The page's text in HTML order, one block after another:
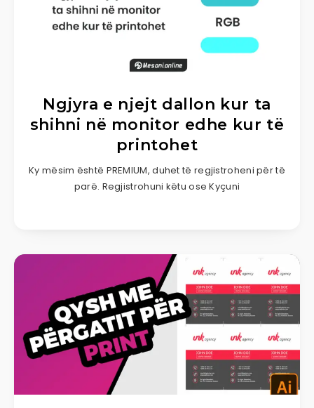
Ngjyra e njejt dallon kur ta
shihni në monitor edhe kur të
printohet
Ky mësim është PREMIUM, duhet të regjistroheni për të
parë. Regjistrohuni këtu ose Kyçuni